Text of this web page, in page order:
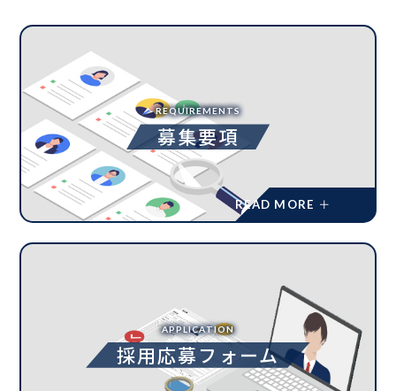
REQUIREMENTS
募集要項
APPLICATION
採用応募フォーム